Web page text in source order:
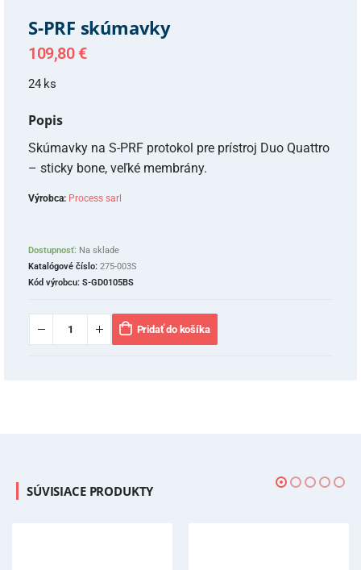
S-PRF skúmavky
109,80 €
24 ks
Popis
Skúmavky na S-PRF protokol pre prístroj Duo Quattro
– sticky bone, veľké membrány.
Výrobca: Process sarl
Dostupnosť: Na sklade
Katalógové číslo: 275-003S
Kód výrobcu: S-GD0105BS
Pridať do košíka
SÚVISIACE PRODUKTY